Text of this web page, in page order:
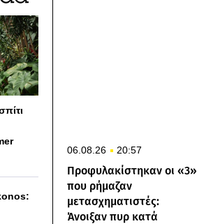
06.08.26 20:57
Προφυλακίστηκαν οι «3»
που ρήμαζαν
μετασχηματιστές:
Άνοιξαν πυρ κατά